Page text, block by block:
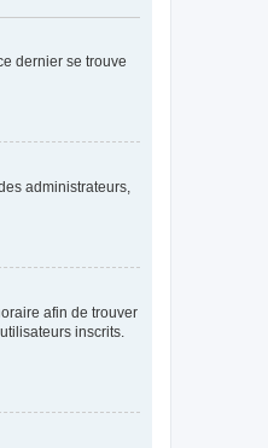
dernier se trouve
administrateurs,
afin de trouver
inscrits.